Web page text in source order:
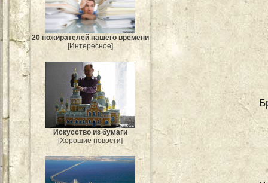
20 пожирателей нашего времени
[Интересное]
Искусство из бумаги
[Хорошие новости]